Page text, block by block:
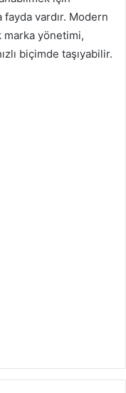
vardır. Modern
marka yönetimi,
biçimde taşıyabilir.